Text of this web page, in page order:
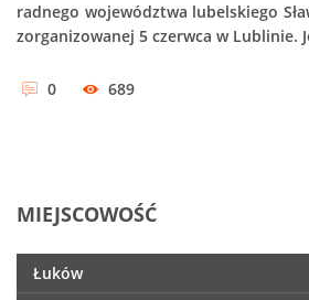
radnego województwa lubelskiego
zorganizowanej 5 czerwca w Lublinie.
0 689
MIEJSCOWOŚĆ
Łuków